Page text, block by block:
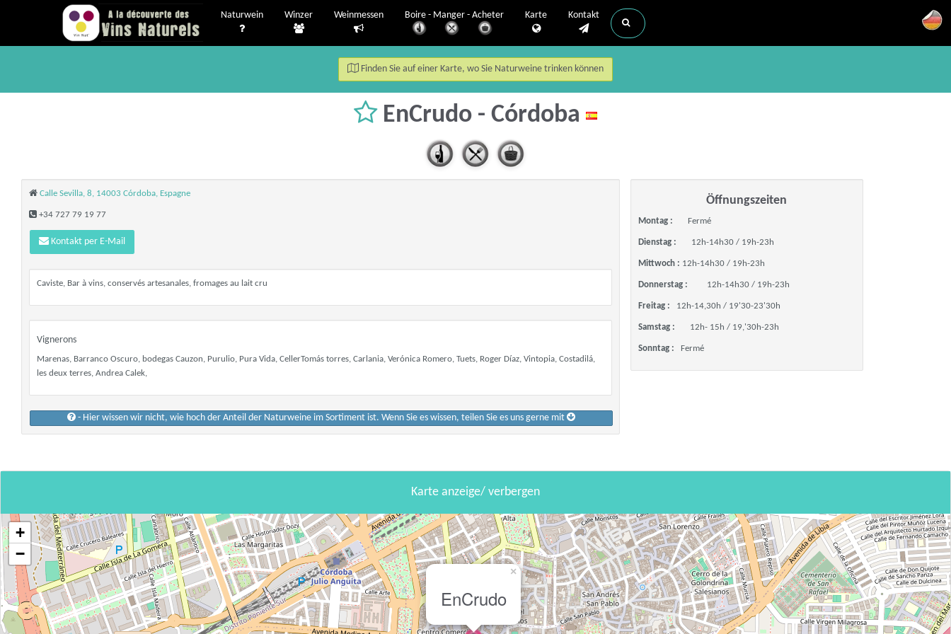
Naturwein Winzer Weinmessen Boire - Manger - Acheter Karte Kontakt
Finden Sie auf einer Karte, wo Sie Naturweine trinken können
EnCrudo - Córdoba
Calle Sevilla, 8, 14003 Córdoba, Espagne
+34 727 79 19 77
Kontakt per E-Mail
Caviste, Bar à vins, conservés artesanales, fromages au lait cru
Vignerons
Marenas, Barranco Oscuro, bodegas Cauzon, Purulio, Pura Vida, CellerTomás torres, Carlania, Verónica Romero, Tuets, Roger Díaz, Vintopia, Costadilá,
les deux terres, Andrea Calek,
- Hier wissen wir nicht, wie hoch der Anteil der Naturweine im Sortiment ist. Wenn Sie es wissen, teilen Sie es uns gerne mit
Öffnungszeiten
Montag : Fermé
Dienstag : 12h-14h30 / 19h-23h
Mittwoch : 12h-14h30 / 19h-23h
Donnerstag : 12h-14h30 / 19h-23h
Freitag : 12h-14,30h / 19'30-23'30h
Samstag : 12h- 15h / 19,'30h-23h
Sonntag : Fermé
Karte anzeige/ verbergen
EnCrudo
×
+
−